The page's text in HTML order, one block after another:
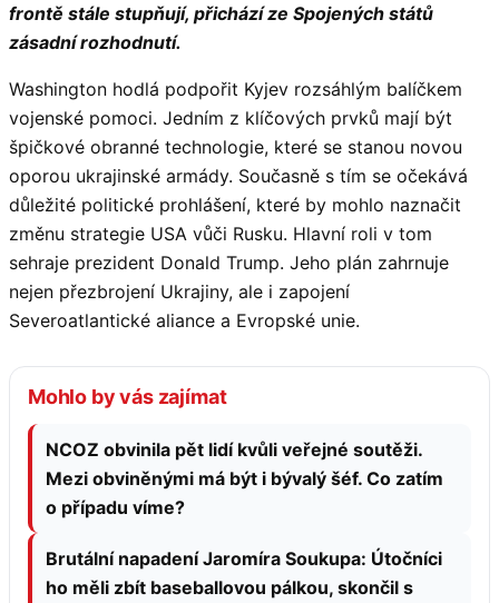
frontě stále stupňují, přichází ze Spojených států
zásadní rozhodnutí.
Washington hodlá podpořit Kyjev rozsáhlým balíčkem
vojenské pomoci. Jedním z klíčových prvků mají být
špičkové obranné technologie, které se stanou novou
oporou ukrajinské armády. Současně s tím se očekává
důležité politické prohlášení, které by mohlo naznačit
změnu strategie USA vůči Rusku. Hlavní roli v tom
sehraje prezident Donald Trump. Jeho plán zahrnuje
nejen přezbrojení Ukrajiny, ale i zapojení
Severoatlantické aliance a Evropské unie.
Mohlo by vás zajímat
NCOZ obvinila pět lidí kvůli veřejné soutěži.
Mezi obviněnými má být i bývalý šéf. Co zatím
o případu víme?
Brutální napadení Jaromíra Soukupa: Útočníci
ho měli zbít baseballovou pálkou, skončil s